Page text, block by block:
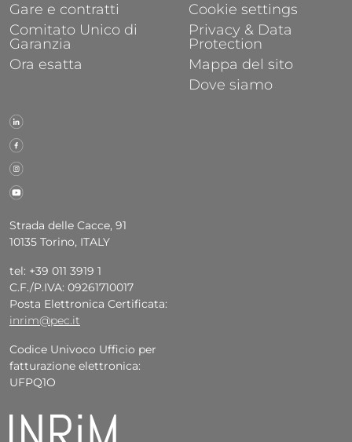
Strada delle Cacce, 91
10135 Torino, ITALY
tel: +39 011 3919 1
C.F./P.IVA: 09261710017
Posta Elettronica Certificata:
inrim@pec.it
Codice Univoco Ufficio per
fatturazione elettronica:
UFPQ1O
Gare e contratti
Comitato Unico di
Garanzia
Ora esatta
Cookie settings
Privacy & Data
Protection
Mappa del sito
Dove siamo